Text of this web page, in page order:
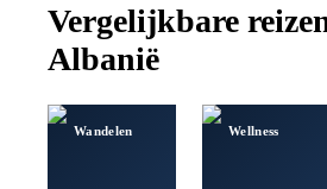
Vergelijkbare
Albanië
Wandelen Wellness